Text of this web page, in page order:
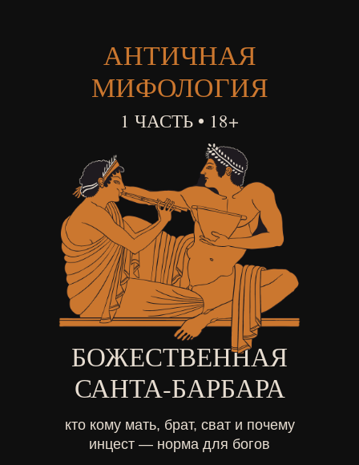
кто кому мать, брат, сват и почему
инцест — норма для богов
БОЖЕСТВЕННАЯ
САНТА-БАРБАРА
1 ЧАСТЬ • 18+
АНТИЧНАЯ
МИФОЛОГИЯ